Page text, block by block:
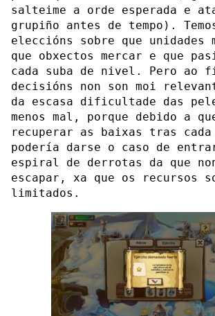
salteime a orde esperada e
grupiño antes de tempo).
eleccións sobre que unidades
que obxectos mercar e que
cada suba de nivel. Pero ao
decisións non son moi
da escasa dificultade das
menos mal, porque debido a
recuperar as baixas tras cada
podería darse o caso de
espiral de derrotas da que
escapar, xa que os recursos
limitados.